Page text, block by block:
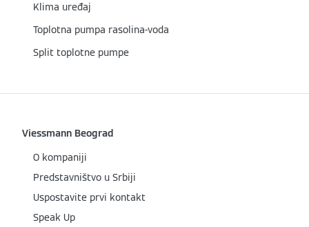
Klima uređaj
Toplotna pumpa rasolina-voda
Split toplotne pumpe
Viessmann Beograd
O kompaniji
Predstavništvo u Srbiji
Uspostavite prvi kontakt
Speak Up